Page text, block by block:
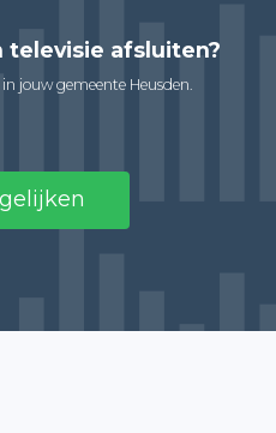
televisie afsluiten?
jouw gemeente Heusden.